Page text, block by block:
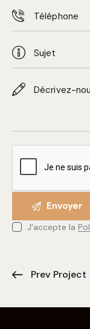
J'accepte la
Prev Project